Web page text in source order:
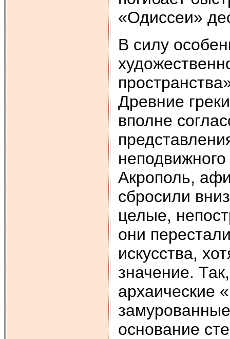
«Одиссеи»
В силу
Древние
вполне
Акрополь,
сбросили
целые,
они
искусства,
значение.
архаические
основание